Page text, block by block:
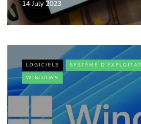
14 July 2023
LOGICIELS
SYSTÈME
WINDOWS